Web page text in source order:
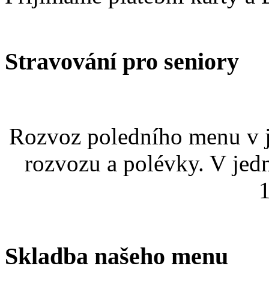
Stravování pro seniory
Rozvoz poledního menu
rozvozu a polévky. V
Skladba našeho menu